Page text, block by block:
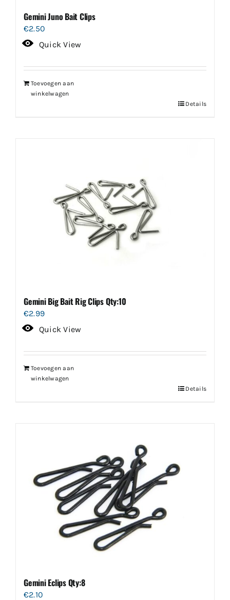
Gemini Juno Bait Clips
€2.50
Quick View
Toevoegen aan
winkelwagen
Details
Gemini Big Bait Rig Clips Qty:10
€2.99
Quick View
Toevoegen aan
winkelwagen
Details
Gemini Eclips Qty:8
€2.10